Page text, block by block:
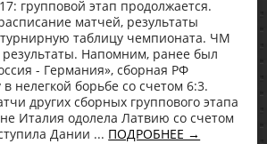
групповой этап продолжается.
матчей, результаты
таблицу чемпионата. ЧМ
результаты. Напомним, ранее был
- Германия», сборная РФ
нелегкой борьбе со счетом 6:3.
других сборных группового этапа
Италия одолела Латвию со счетом
Дании ... ПОДРОБНЕЕ →